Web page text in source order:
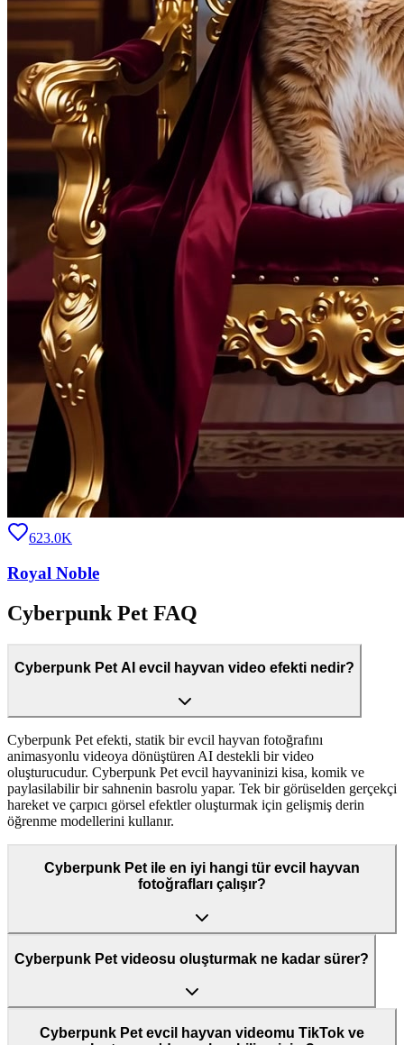
623.0K
Royal Noble
Cyberpunk Pet FAQ
Cyberpunk Pet AI evcil hayvan video efekti nedir?
Cyberpunk Pet efekti, statik bir evcil hayvan fotoğrafını
animasyonlu videoya dönüştüren AI destekli bir video
oluşturucudur. Cyberpunk Pet evcil hayvaninizi kisa, komik ve
paylasilabilir bir sahnenin basrolu yapar. Tek bir görüselden gerçekçi
hareket ve çarpıcı görsel efektler oluşturmak için gelişmiş derin
öğrenme modellerini kullanır.
Cyberpunk Pet ile en iyi hangi tür evcil hayvan
fotoğrafları çalışır?
Cyberpunk Pet videosu oluşturmak ne kadar sürer?
Cyberpunk Pet evcil hayvan videomu TikTok ve